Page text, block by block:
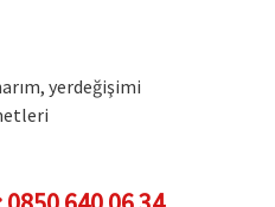
yerdeğişimi